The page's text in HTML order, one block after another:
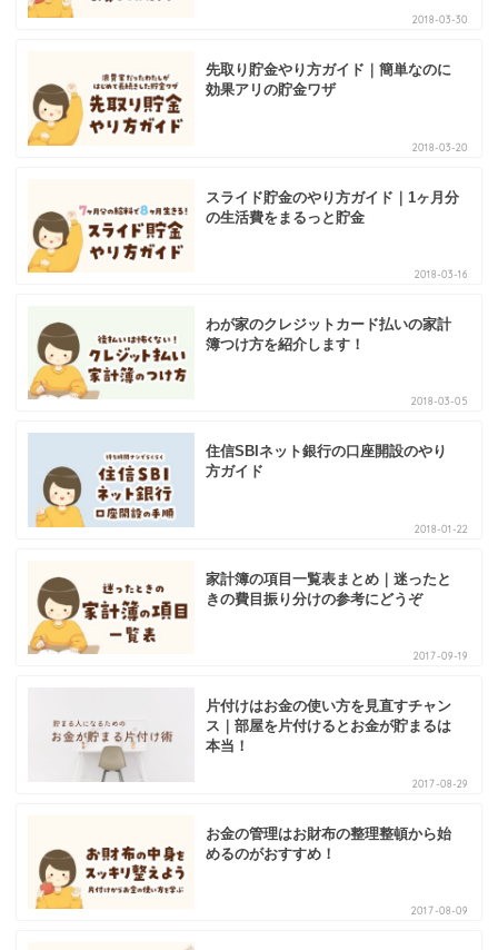
2018-03-30
先取り貯金やり方ガイド｜簡単なのに
効果アリの貯金ワザ
2018-03-20
スライド貯金のやり方ガイド｜1ヶ月分
の生活費をまるっと貯金
2018-03-16
わが家のクレジットカード払いの家計
簿つけ方を紹介します！
2018-03-05
住信SBIネット銀行の口座開設のやり
方ガイド
2018-01-22
家計簿の項目一覧表まとめ｜迷ったと
きの費目振り分けの参考にどうぞ
2017-09-19
片付けはお金の使い方を見直すチャン
ス｜部屋を片付けるとお金が貯まるは
本当！
2017-08-29
お金の管理はお財布の整理整頓から始
めるのがおすすめ！
2017-08-09